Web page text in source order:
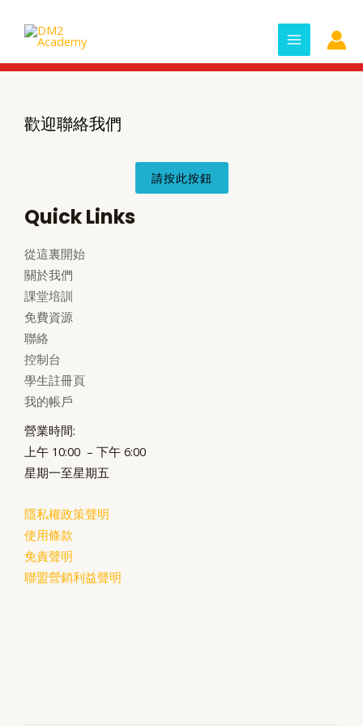
MENU
歡迎聯絡我們
請按此按鈕
Quick Links
從這裏開始
關於我們
課堂培訓
免費資源
聯絡
控制台
學生註冊頁
我的帳戶
營業時間:
上午 10:00 – 下午 6:00
星期一至星期五
隱私權政策聲明
使用條款
免責聲明
聯盟營銷利益聲明